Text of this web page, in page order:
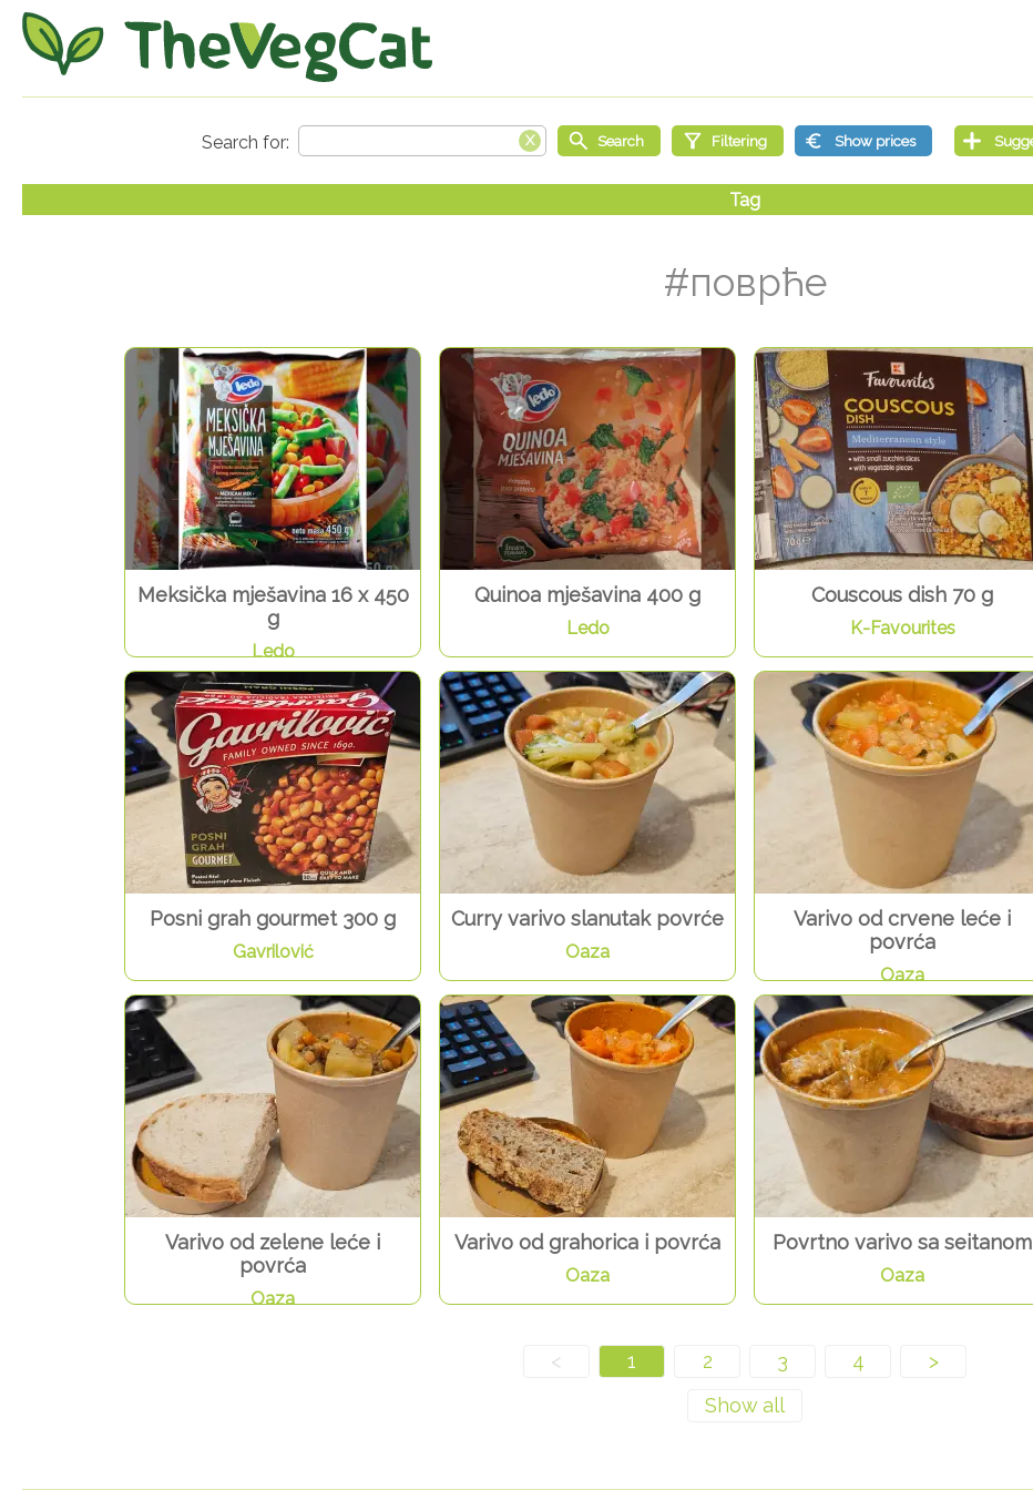
#поврће
Meksička mješavina 16 x 450
g
Ledo
Quinoa mješavina 400 g
Ledo
Couscous dish 70 g
K-Favourites
Posni grah gourmet 300 g
Gavrilović
Curry varivo slanutak povrće
Oaza
Varivo od crvene leće i
povrća
Oaza
Varivo od zelene leće i
povrća
Oaza
Varivo od grahorica i povrća
Oaza
Povrtno varivo sa seitanom
Oaza
< 1 2 3 4 >